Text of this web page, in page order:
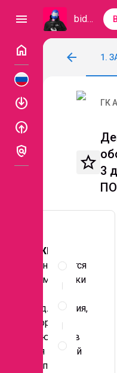
menu bidzaar
home
enable
enable
policy
arrow_back 1.
документы
по
Правила
проведения
запроса
ГК
star_border 3
ВАЖНО:
Принимаются
коммерчески
предложения,
которые
включают в
себя полный
комплекс